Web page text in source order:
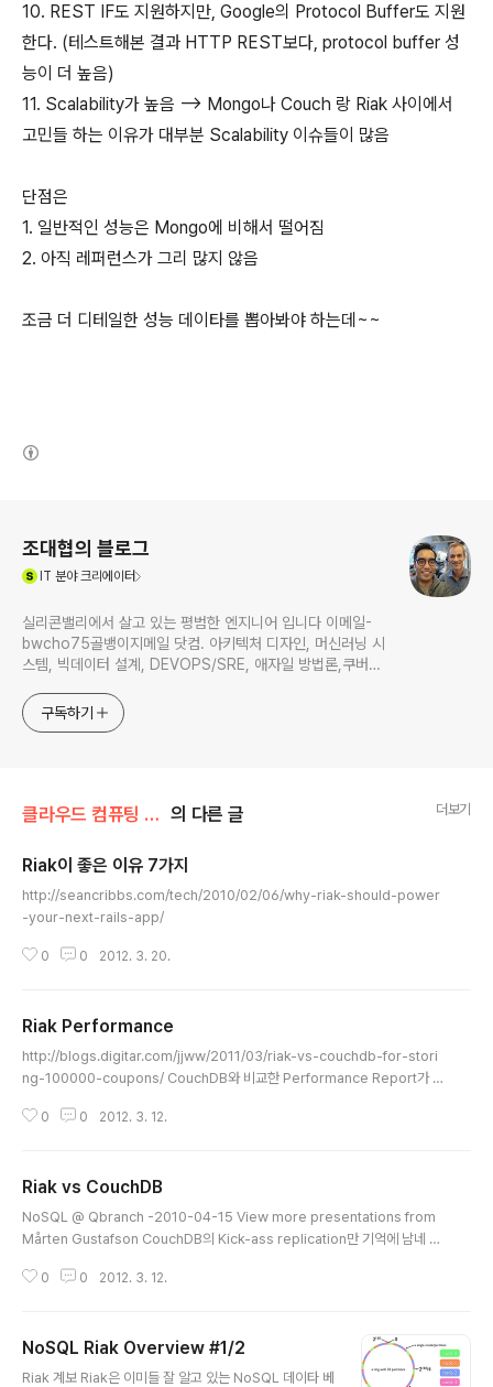
10. REST IF도 지원하지만, Google의 Protocol Buffer도 지원
한다. (테스트해본 결과 HTTP REST보다, protocol buffer 성
능이 더 높음)
11. Scalability가 높음 --> Mongo나 Couch 랑 Riak 사이에서
고민들 하는 이유가 대부분 Scalability 이슈들이 많음
단점은
1. 일반적인 성능은 Mongo에 비해서 떨어짐
2. 아직 레퍼런스가 그리 많지 않음
조금 더 디테일한 성능 데이타를 뽑아봐야 하는데~~
조대협의 블로그
IT 분야 크리에이터
실리콘밸리에서 살고 있는 평범한 엔지니어 입니다 이메일-
bwcho75골뱅이지메일 닷컴. 아키텍처 디자인, 머신러닝 시
스템, 빅데이터 설계, DEVOPS/SRE, 애자일 방법론,쿠버네
한 기술 멘토링과 강의 진행합니다. Linkedin :
https://www.linkedin.com/in/terrycho75/
구독하기
클라우드 컴퓨팅 & NoSQL/Riak 의 다른 글 더보기
Riak이 좋은 이유 7가지
http://seancribbs.com/tech/2010/02/06/why-riak-should-power
-your-next-rails-app/
0 0 2012. 3. 20.
Riak Performance
http://blogs.digitar.com/jjww/2011/03/riak-vs-couchdb-for-stori
ng-100000-coupons/ CouchDB와 비교한 Performance Report가 있
만한 데이타가 많다. Indexed insertion is 91% slower than storing jus
32% faster than MR on the data keys alone. Addin..
0 0 2012. 3. 12.
Riak vs CouchDB
NoSQL @ Qbranch -2010-04-15 View more presentations from
Mårten Gustafson CouchDB의 Kick-ass replication만 기억에 남네 그
0 0 2012. 3. 12.
NoSQL Riak Overview #1/2
Riak 계보 Riak은 이미들 잘 알고 있는 NoSQL 데이타 베